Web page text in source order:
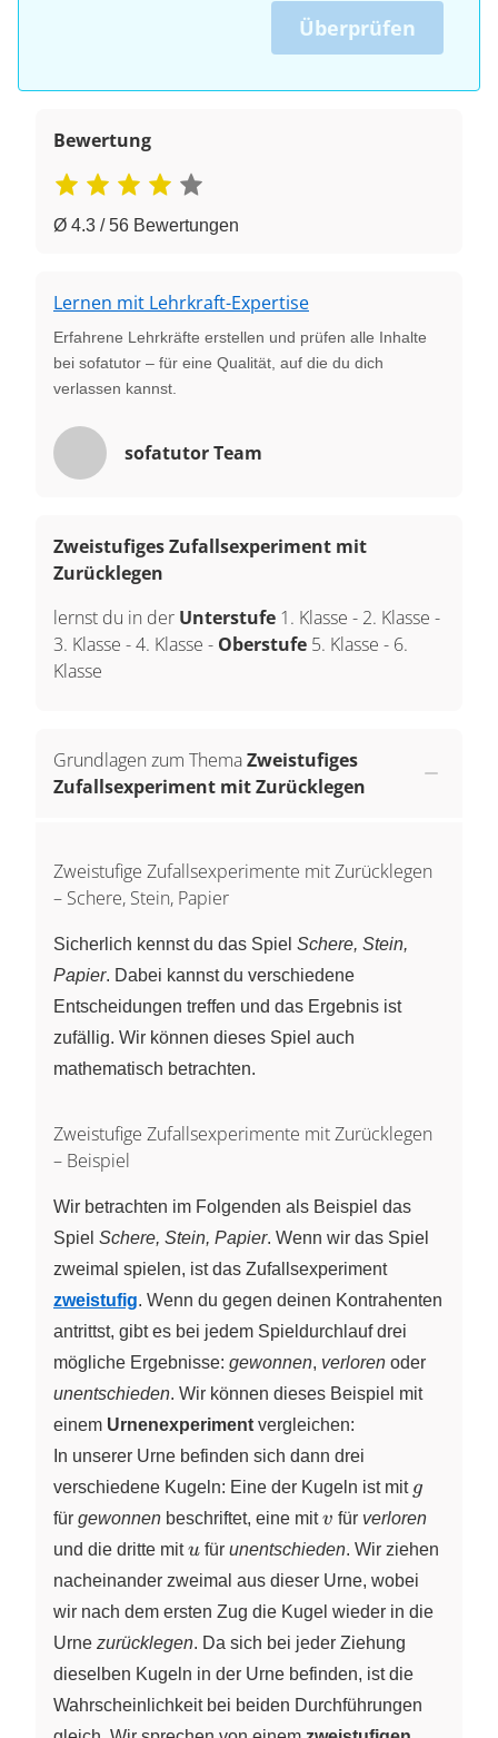
Überprüfen
Bewertung
Ø 4.3 / 56 Bewertungen
Lernen mit Lehrkraft-Expertise
Erfahrene Lehrkräfte erstellen und prüfen alle Inhalte
bei sofatutor – für eine Qualität, auf die du dich
verlassen kannst.
sofatutor Team
Zweistufiges Zufallsexperiment mit
Zurücklegen
lernst du in der Unterstufe 1. Klasse - 2. Klasse -
3. Klasse -4. Klasse - Oberstufe 5. Klasse - 6.
Klasse
Grundlagen zum ThemaZweistufiges
Zufallsexperiment mit Zurücklegen
Zweistufige Zufallsexperimente mit Zurücklegen
– Schere, Stein, Papier
Sicherlich kennst du das Spiel Schere, Stein,
Papier. Dabei kannst du verschiedene
Entscheidungen treffen und das Ergebnis ist
zufällig. Wir können dieses Spiel auch
mathematisch betrachten.
Zweistufige Zufallsexperimente mit Zurücklegen
– Beispiel
Wir betrachten im Folgenden als Beispiel das
Spiel Schere, Stein, Papier. Wenn wir das Spiel
zweimal spielen, ist das Zufallsexperiment
zweistufig. Wenn du gegen deinen Kontrahenten
antrittst, gibt es bei jedem Spieldurchlauf drei
mögliche Ergebnisse: gewonnen, verloren oder
unentschieden. Wir können dieses Beispiel mit
einem Urnenexperiment vergleichen:
In unserer Urne befinden sich dann drei
verschiedene Kugeln: Eine der Kugeln ist mit g
g
für gewonnen beschriftet, eine mitv
v für verloren
und die dritte mitu
u für unentschieden. Wir ziehen
nacheinander zweimal aus dieser Urne, wobei
wir nach dem ersten Zug die Kugel wieder in die
Urne zurücklegen. Da sich bei jeder Ziehung
dieselben Kugeln in der Urne befinden, ist die
Wahrscheinlichkeit bei beiden Durchführungen